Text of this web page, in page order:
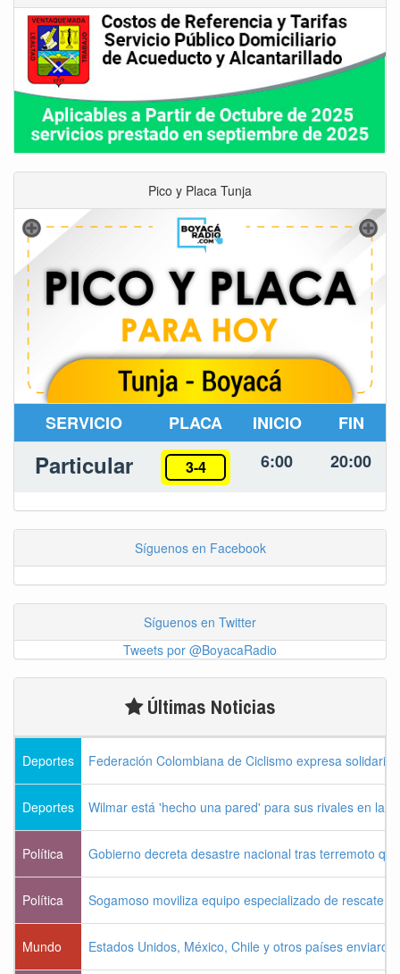
Pico y Placa Tunja
SERVICIO PLACA INICIO FIN
Particular 3-4 6:00 20:00
Síguenos en Facebook
Síguenos en Twitter
Tweets por @BoyacaRadio
Últimas Noticias
Deportes Federación Colombiana de Ciclismo expresa
Deportes Wilmar está 'hecho una pared' para sus rivales en la
Política Gobierno decreta desastre nacional tras terremoto
Política Sogamoso moviliza equipo especializado de rescate
Mundo Estados Unidos, México, Chile y otros países